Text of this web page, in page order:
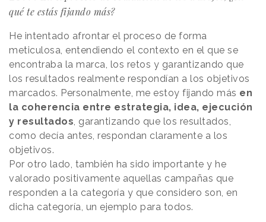
qué te estás fijando más?
He intentado afrontar el proceso de forma
meticulosa, entendiendo el contexto en el que se
encontraba la marca, los retos y garantizando que
los resultados realmente respondían a los objetivos
marcados. Personalmente, me estoy fijando más en
la coherencia entre estrategia, idea, ejecución
y resultados , garantizando que los resultados,
como decía antes, respondan claramente a los
objetivos.
Por otro lado, también ha sido importante y he
valorado positivamente aquellas campañas que
responden a la categoría y que considero son, en
dicha categoría, un ejemplo para todos.